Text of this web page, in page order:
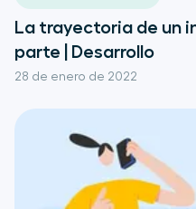
28 de enero de 2022
La trayectoria de un
parte | Desarrollo